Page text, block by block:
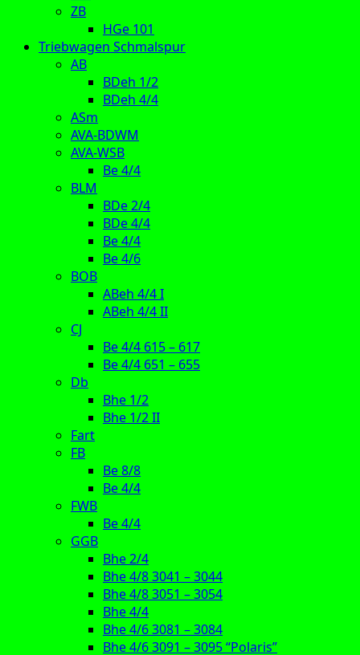
ZB
HGe 101
Triebwagen Schmalspur
AB
BDeh 1/2
BDeh 4/4
ASm
AVA-BDWM
AVA-WSB
Be 4/4
BLM
BDe 2/4
BDe 4/4
Be 4/4
Be 4/6
BOB
ABeh 4/4 I
ABeh 4/4 II
CJ
Be 4/4 615 – 617
Be 4/4 651 – 655
Db
Bhe 1/2
Bhe 1/2 II
Fart
FB
Be 8/8
Be 4/4
FWB
Be 4/4
GGB
Bhe 2/4
Bhe 4/8 3041 – 3044
Bhe 4/8 3051 – 3054
Bhe 4/4
Bhe 4/6 3081 – 3084
Bhe 4/6 3091 – 3095 “Polaris”